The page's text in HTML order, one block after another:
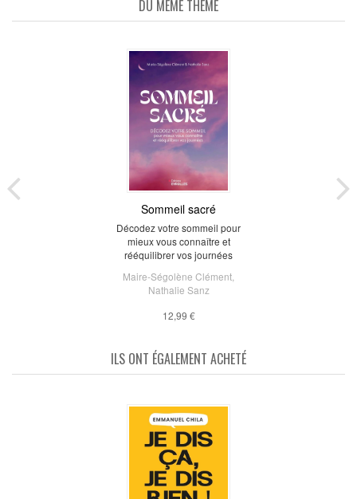
DU MÊME THÈME
Sommeil sacré
Décodez votre sommeil pour
mieux vous connaître et
rééquilibrer vos journées
Maire-Ségolène Clément
Nathalie Sanz
12,99 €
ILS ONT ÉGALEMENT ACHETÉ